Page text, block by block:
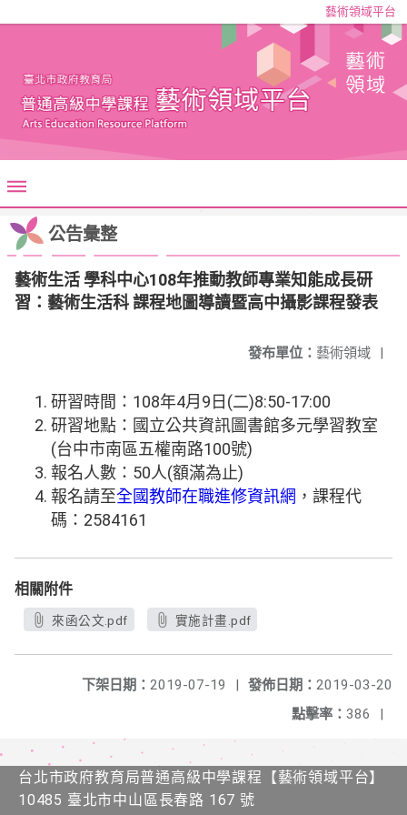
藝術領域平台
公告彙整
藝術生活 學科中心108年推動教師專業知能成長研
習：藝術生活科 課程地圖導讀暨高中攝影課程發表
發布單位： 藝術領域 |
研習時間：108年4月9日(二)8:50-17:00
研習地點：國立公共資訊圖書館多元學習教室
(台中市南區五權南路100號)
報名人數：50人(額滿為止)
報名請至全國教師在職進修資訊網 ，課程代
碼：2584161
相關附件
來函公文.pdf 實施計畫.pdf
發佈日期： 2019-03-20
下架日期： 2019-07-19
|
點擊率： 386 |
台北市政府教育局普通高級中學課程​【​藝術領域平台】
10485 臺北市中山區長春路 167 號